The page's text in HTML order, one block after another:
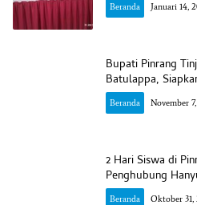
Beranda Januari 14,
Bupati Pinrang
Batulappa,
Beranda November
2 Hari Siswa di
Penghubung
Beranda Oktober 31,